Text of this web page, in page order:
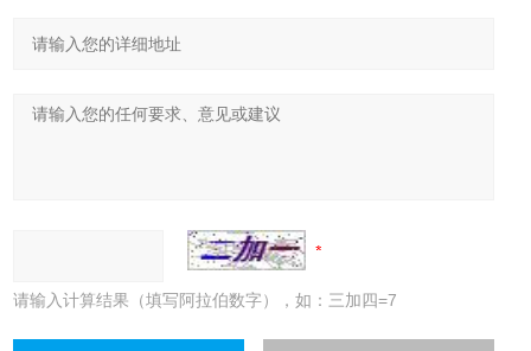
请输入计算结果（填写阿拉伯数字），如：三加四=7